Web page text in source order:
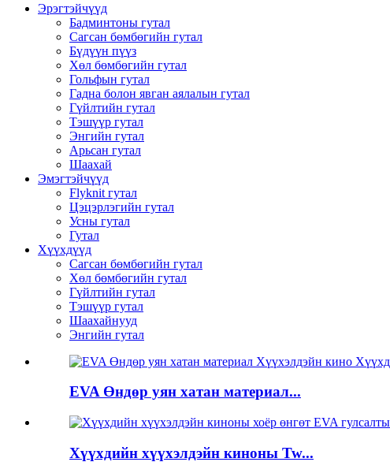
Эрэгтэйчүүд
Бадминтоны гутал
Сагсан бөмбөгийн гутал
Бүдүүн пүүз
Хөл бөмбөгийн гутал
Гольфын гутал
Гадна болон явган аялалын гутал
Гүйлтийн гутал
Тэшүүр гутал
Энгийн гутал
Арьсан гутал
Шаахай
Эмэгтэйчүүд
Flyknit гутал
Цэцэрлэгийн гутал
Усны гутал
Гутал
Хүүхдүүд
Сагсан бөмбөгийн гутал
Хөл бөмбөгийн гутал
Гүйлтийн гутал
Тэшүүр гутал
Шаахайнууд
Энгийн гутал
EVA Өндөр уян хатан материал...
Хүүхдийн хүүхэлдэйн киноны Tw...